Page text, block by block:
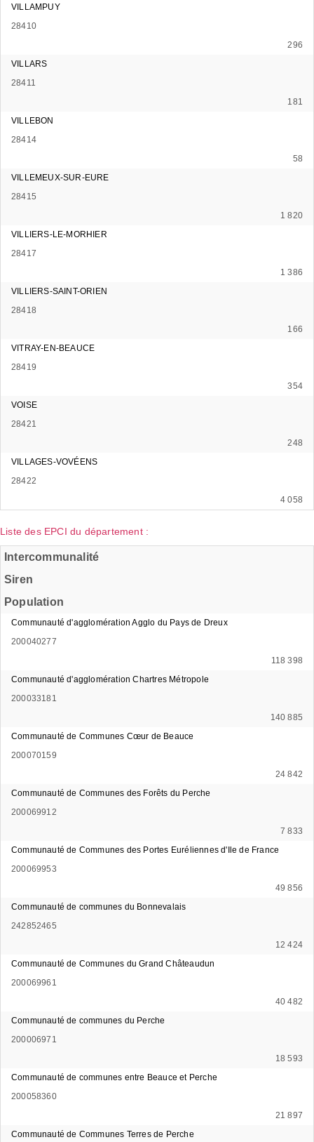
VILLAMPUY
28410
296
VILLARS
28411
181
VILLEBON
28414
58
VILLEMEUX-SUR-EURE
28415
1 820
VILLIERS-LE-MORHIER
28417
1 386
VILLIERS-SAINT-ORIEN
28418
166
VITRAY-EN-BEAUCE
28419
354
VOISE
28421
248
VILLAGES-VOVÉENS
28422
4 058
Liste des EPCI du département :
Intercommunalité
Siren
Population
Communauté d'agglomération Agglo du Pays de Dreux
200040277
118 398
Communauté d'agglomération Chartres Métropole
200033181
140 885
Communauté de Communes Cœur de Beauce
200070159
24 842
Communauté de Communes des Forêts du Perche
200069912
7 833
Communauté de Communes des Portes Euréliennes d'Ile de France
200069953
49 856
Communauté de communes du Bonnevalais
242852465
12 424
Communauté de Communes du Grand Châteaudun
200069961
40 482
Communauté de communes du Perche
200006971
18 593
Communauté de communes entre Beauce et Perche
200058360
21 897
Communauté de Communes Terres de Perche